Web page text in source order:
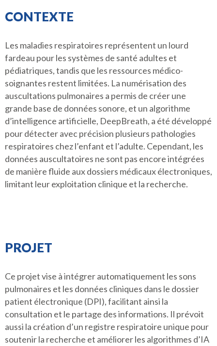
CONTEXTE
Les maladies respiratoires représentent un lourd
fardeau pour les systèmes de santé adultes et
pédiatriques, tandis que les ressources médico-
soignantes restent limitées. La numérisation des
auscultations pulmonaires a permis de créer une
grande base de données sonore, et un algorithme
d’intelligence artificielle, DeepBreath, a été développé
pour détecter avec précision plusieurs pathologies
respiratoires chez l’enfant et l’adulte. Cependant, les
données auscultatoires ne sont pas encore intégrées
de manière fluide aux dossiers médicaux électroniques,
limitant leur exploitation clinique et la recherche.
PROJET
Ce projet vise à intégrer automatiquement les sons
pulmonaires et les données cliniques dans le dossier
patient électronique (DPI), facilitant ainsi la
consultation et le partage des informations. Il prévoit
aussi la création d’un registre respiratoire unique pour
soutenir la recherche et améliorer les algorithmes d’IA